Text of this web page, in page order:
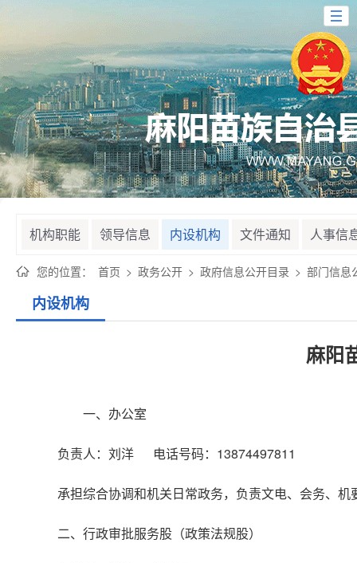
机构职能 领导信息 内设机构 文件通知 人事信
您的位置： 首页 > 政务公开 > 政府信息公开目录 > 部门信息
内设机构
麻阳
一、办公室
负责人：刘洋 电话号码：13874497811
承担综合协调和机关日常政务，负责文电、会务、
二、行政审批服务股（政策法规股）